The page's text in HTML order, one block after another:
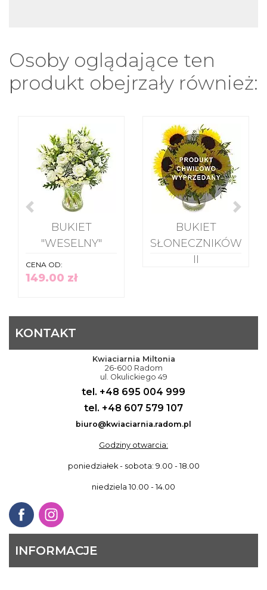
Osoby oglądające ten
produkt obejrzały również:
BUKIET
"WESELNY"
CENA OD:
149.00 zł
BUKIET
SŁONECZNIKÓW
II
INFORMACJE
KONTAKT
Kwiaciarnia Miltonia
26-600 Radom
ul. Okulickiego 49
tel. +48 695 004 999
tel. +48 607 579 107
biuro@kwiaciarnia.radom.pl
Godziny otwarcia:
poniedziałek - sobota: 9.00 - 18.00
niedziela 10.00 - 14.00